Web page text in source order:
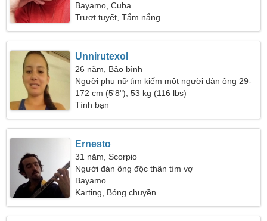
Bayamo, Cuba
Trượt tuyết, Tắm nắng
Unnirutexol
26 năm, Bảo bình
Người phụ nữ tìm kiếm một người đàn ông 29-
38
172 cm (5'8"), 53 kg (116 lbs)
Tình bạn
Ernesto
31 năm, Scorpio
Người đàn ông độc thân tìm vợ
Bayamo
Karting, Bóng chuyền